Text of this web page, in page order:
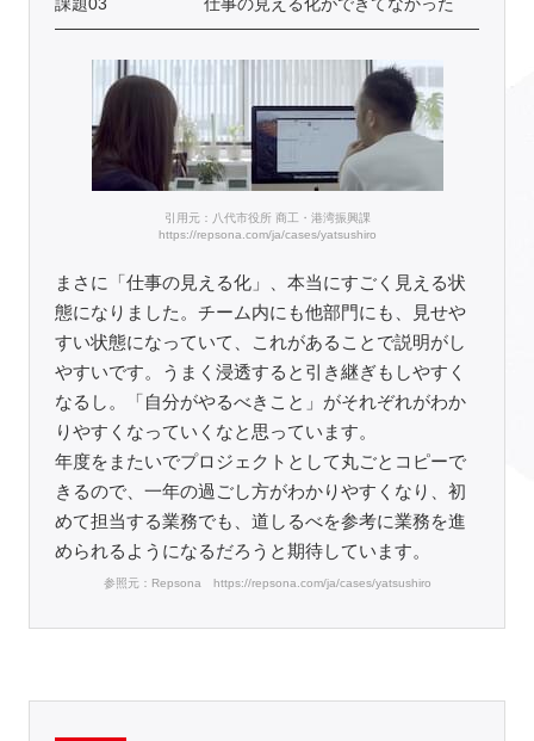
引用元：八代市役所 商工・港湾振興課
https://repsona.com/ja/cases/yatsushiro
まさに「仕事の見える化」、本当にすごく見える状
態になりました。チーム内にも他部門にも、見せや
すい状態になっていて、これがあることで説明がし
やすいです。うまく浸透すると引き継ぎもしやすく
なるし。「自分がやるべきこと」がそれぞれがわか
りやすくなっていくなと思っています。
年度をまたいでプロジェクトとして丸ごとコピーで
きるので、一年の過ごし方がわかりやすくなり、初
めて担当する業務でも、道しるべを参考に業務を進
められるようになるだろうと期待しています。
参照元：Repsona https://repsona.com/ja/cases/yatsushiro